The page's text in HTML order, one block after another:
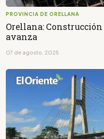
PROVINCIA DE ORELLANA
Orellana: Construcción
avanza
07 de agosto, 2025